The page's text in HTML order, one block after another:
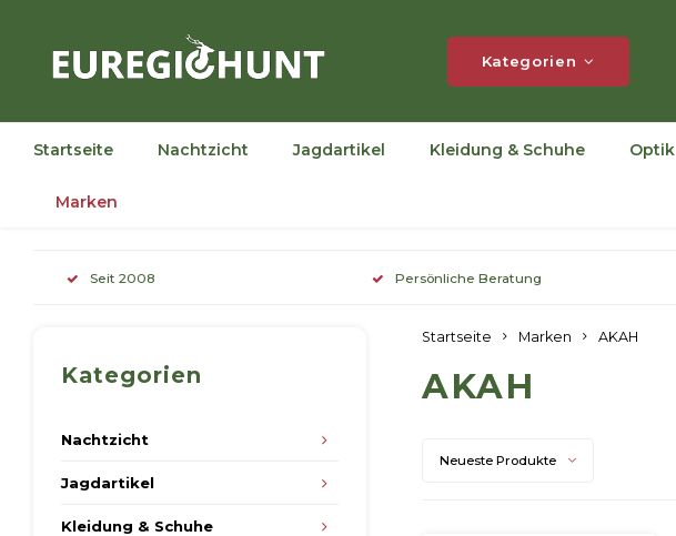
Kategorien
Startseite Nachtzicht Jagdartikel Kleidung & Schuhe Optik
Marken
Seit 2008 Persönliche Beratung
Kategorien
Nachtzicht
Jagdartikel
Kleidung & Schuhe
Startseite Marken AKAH
AKAH
Neueste Produkte